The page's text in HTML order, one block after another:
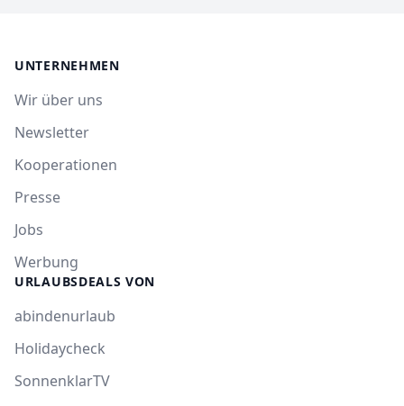
UNTERNEHMEN
Wir über uns
Newsletter
Kooperationen
Presse
Jobs
Werbung
URLAUBSDEALS VON
abindenurlaub
Holidaycheck
SonnenklarTV